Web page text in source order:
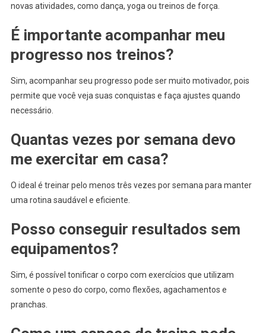
novas atividades, como dança, yoga ou treinos de força.
É importante acompanhar meu
progresso nos treinos?
Sim, acompanhar seu progresso pode ser muito motivador, pois
permite que você veja suas conquistas e faça ajustes quando
necessário.
Quantas vezes por semana devo
me exercitar em casa?
O ideal é treinar pelo menos três vezes por semana para manter
uma rotina saudável e eficiente.
Posso conseguir resultados sem
equipamentos?
Sim, é possível tonificar o corpo com exercícios que utilizam
somente o peso do corpo, como flexões, agachamentos e
pranchas.